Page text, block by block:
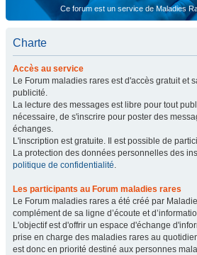
Ce forum est un service de Maladies
Charte
Accès au service
Le Forum maladies rares est d'accès gratuit et
publicité.
La lecture des messages est libre pour tout
nécessaire, de s'inscrire pour poster des
échanges.
L'inscription est gratuite. Il est possible de
La protection des données personnelles des
politique de confidentialité.
Les participants au Forum maladies rares
Le Forum maladies rares a été créé par
complément de sa ligne d’écoute et
L'objectif est d'offrir un espace d'échange
prise en charge des maladies rares au
est donc en priorité destiné aux personnes